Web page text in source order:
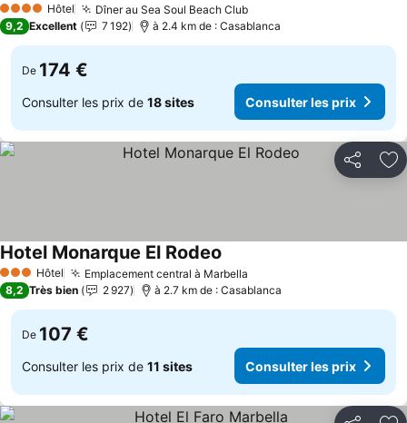
4 Étoiles Hôtel Dîner au Sea Soul Beach Club
9,2 Excellent 7 192 à 2.4 km de : Casablanca
De 174 €
Consulter les prix de 18 sites Consulter les prix
Partager
3 ÉtoilesHôtel Emplacement central à Marbella
Hotel Monarque El Rodeo
8,2 Très bien 2 927 à 2.7 km de : Casablanca
De 107 €
Consulter les prix de 11 sites Consulter les prix